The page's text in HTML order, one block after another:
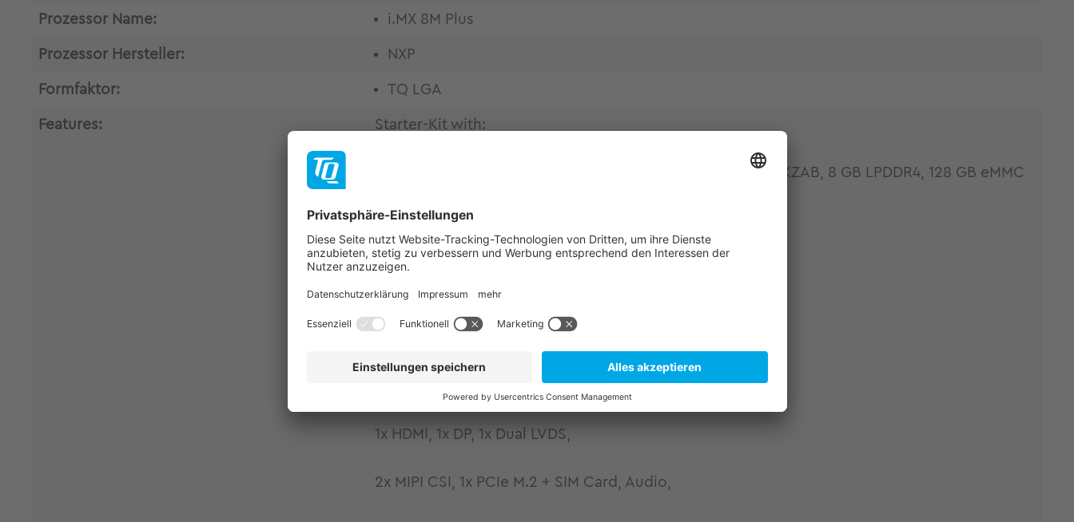
Prozessor Name: i.MX 8M Plus
Prozessor Hersteller: NXP
Formfaktor: TQ LGA
Features: Starter-Kit with:
TQMa8MPQL-AF Quad Cortex-A53/1.6 GHz MIMX8ML6CVNKZAB, 8 GB LPDDR4, 128 GB eMMC
Mainboard Features:
2x ETH 10/100/1000, 2x CAN FD,
1x HDMI, 1x DP, 1x Dual LVDS,
2x MIPI CSI, 1x PCIe M.2 + SIM Card, Audio,